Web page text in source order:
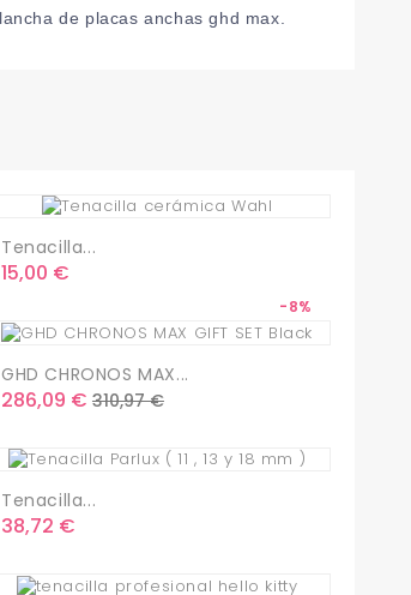
de placas anchas ghd max.
Tenacilla...
Precio
15,00 €
GHD CHRONOS MAX...
Precio
286,09 €
-8%
Precio
310,97 €
Tenacilla...
Precio
38,72 €